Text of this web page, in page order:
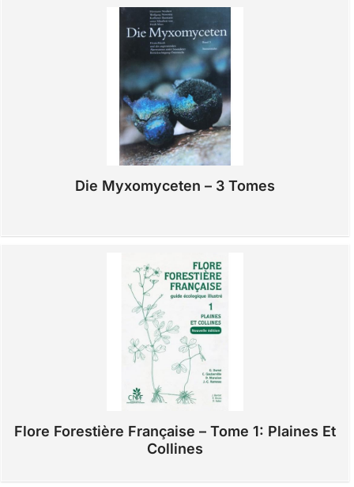
Die Myxomyceten – 3 Tomes
Flore Forestière Française – Tome 1: Plaines Et
Collines